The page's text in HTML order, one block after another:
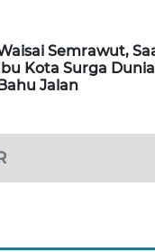
Semrawut,
Kota Surga
Jalan